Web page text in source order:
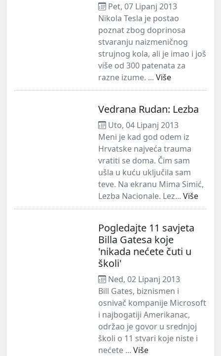
Pet, 07 Lipanj 2013
Nikola Tesla je postao
poznat zbog doprinosa
stvaranju naizmeničnog
strujnog kola, ali je imao i još
više od 300 patenata za
razne izume. ... Više
Vedrana Rudan: Lezba
Uto, 04 Lipanj 2013
Meni je kad god odem iz
Hrvatske najveća trauma
vratiti se doma. Čim sam
ušla u kuću uključila sam
teve. Na ekranu Mima Simić,
Lezba Nacionale. Lez... Više
Pogledajte 11 savjeta
Billa Gatesa koje
'nikada nećete čuti u
školi'
Ned, 02 Lipanj 2013
Bill Gates, biznismen i
osnivač kompanije Microsoft
i najbogatiji Amerikanac,
održao je govor u srednjoj
školi o 11 stvari koje niste i
nećete ... Više